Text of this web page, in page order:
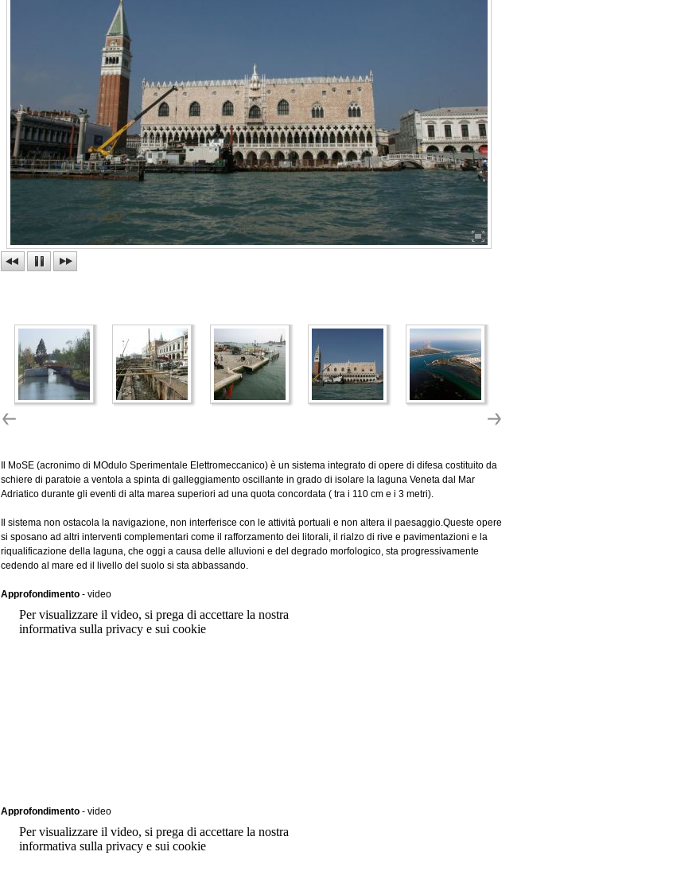
Il MoSE (acronimo di MOdulo Sperimentale Elettromeccanico) è un sistema integrato di opere di difesa costituito da
schiere di paratoie a ventola a spinta di galleggiamento oscillante in grado di isolare la laguna Veneta dal Mar
Adriatico durante gli eventi di alta marea superiori ad una quota concordata ( tra i 110 cm e i 3 metri).
Il sistema non ostacola la navigazione, non interferisce con le attività portuali e non altera il paesaggio.Queste opere
si sposano ad altri interventi complementari come il rafforzamento dei litorali, il rialzo di rive e pavimentazioni e la
riqualificazione della laguna, che oggi a causa delle alluvioni e del degrado morfologico, sta progressivamente
cedendo al mare ed il livello del suolo si sta abbassando.
Approfondimento - video
Approfondimento - video